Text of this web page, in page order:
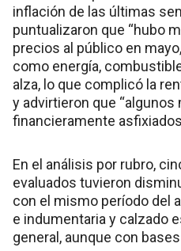
inflación de las últimas
puntualizaron que “hubo
precios al público en
como energía,
alza, lo que complicó la
y advirtieron que
financieramente
En el análisis por rubro,
evaluados tuvieron
con el mismo período del
e indumentaria y calzado
general, aunque con